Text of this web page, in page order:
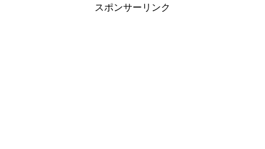
スポンサーリンク